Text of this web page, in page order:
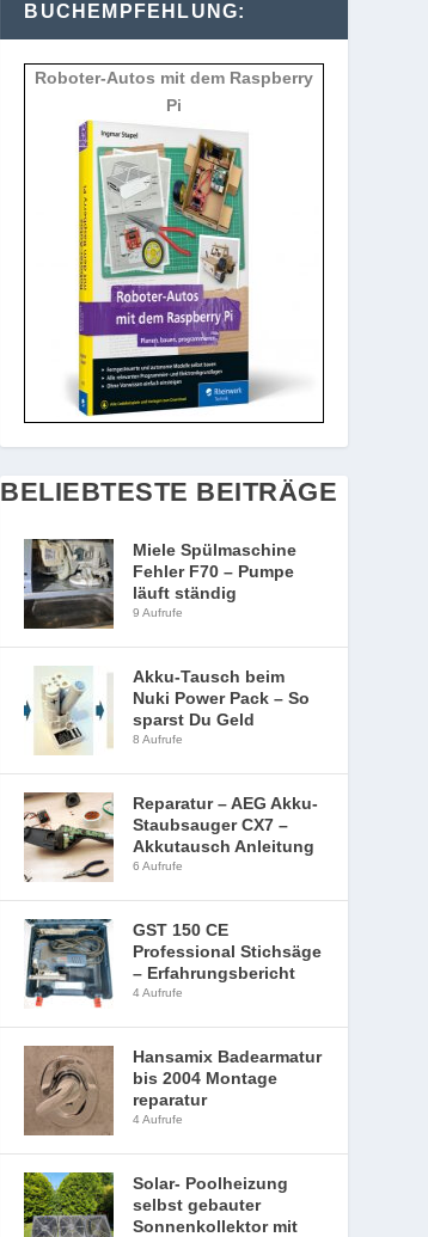
BUCHEMPFEHLUNG:
Roboter-Autos mit dem Raspberry
Pi
BELIEBTESTE BEITRÄGE
Miele Spülmaschine
Fehler F70 – Pumpe
läuft ständig
9 Aufrufe
Akku-Tausch beim
Nuki Power Pack – So
sparst Du Geld
8 Aufrufe
Reparatur – AEG Akku-
Staubsauger CX7 –
Akkutausch Anleitung
6 Aufrufe
GST 150 CE
Professional Stichsäge
– Erfahrungsbericht
4 Aufrufe
Hansamix Badearmatur
bis 2004 Montage
reparatur
4 Aufrufe
Solar- Poolheizung
selbst gebauter
Sonnenkollektor mit